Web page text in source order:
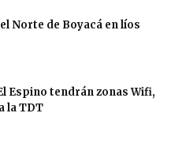
Norte de Boyacá en líos
Espino tendrán zonas Wifi,
la TDT